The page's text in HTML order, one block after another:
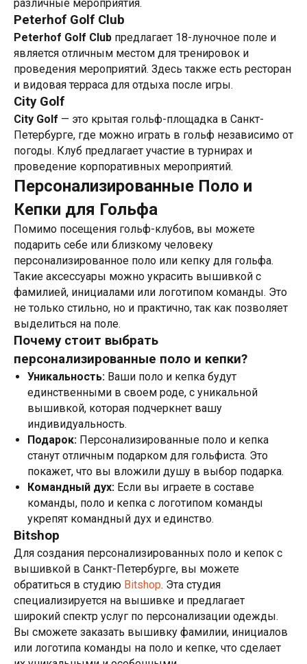
различные мероприятия.
Peterhof Golf Club
Peterhof Golf Club предлагает 18-луночное поле и
является отличным местом для тренировок и
проведения мероприятий. Здесь также есть ресторан
и видовая терраса для отдыха после игры.
City Golf
City Golf — это крытая гольф-площадка в Санкт-
Петербурге, где можно играть в гольф независимо от
погоды. Клуб предлагает участие в турнирах и
проведение корпоративных мероприятий.
Персонализированные Поло и
Кепки для Гольфа
Помимо посещения гольф-клубов, вы можете
подарить себе или близкому человеку
персонализированное поло или кепку для гольфа.
Такие аксессуары можно украсить вышивкой с
фамилией, инициалами или логотипом команды. Это
не только стильно, но и практично, так как позволяет
выделиться на поле.
Почему стоит выбрать
персонализированные поло и кепки?
Уникальность: Ваши поло и кепка будут
единственными в своем роде, с уникальной
вышивкой, которая подчеркнет вашу
индивидуальность.
Подарок: Персонализированные поло и кепка
станут отличным подарком для гольфиста. Это
покажет, что вы вложили душу в выбор подарка.
Командный дух: Если вы играете в составе
команды, поло и кепка с логотипом команды
укрепят командный дух и единство.
Bitshop
Для создания персонализированных поло и кепок с
вышивкой в Санкт-Петербурге, вы можете
обратиться в студию Bitshop. Эта студия
специализируется на вышивке и предлагает
широкий спектр услуг по персонализации одежды.
Вы сможете заказать вышивку фамилии, инициалов
или логотипа команды на поло и кепке, что сделает